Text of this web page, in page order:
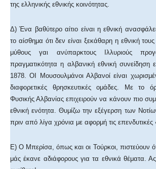
της ελληνικής εθνικής κοινότητας.
Δ) Ένα βαθύτερο αίτιο είναι η εθνική
το αίσθημα ότι δεν είναι ξεκάθαρη η εθνική
μύθους γαι ανύπαρκτους Ιλλυριούς
πραγματικότητα η αλβανική εθνική συνείδηση
1878. ΟΙ Μουσουλμάνοι Αλβανοί είναι
διαφορετικές θρησκευτικές ομάδες. Με το
Φυσικής Αλβανίας επιχειρούν να κάνουν πιο
εθνική ενότητα. Θυμίζω την εξέγερση των
πριν από λίγα χρόνια με αφορμή τις επενδυτικές
Ε) Ο Μπερίσα, όπως και οι Τούρκοι, πιστεύουν
μάς έκανε αδιάφορους για τα εθνικά θέματα.